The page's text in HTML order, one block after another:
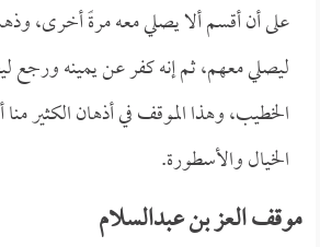
على أن أقسم ألا يصلي معه مرةً أخرى،
ليصلي معهم، ثم إنه كفر عن يمينه ورجع
الخطيب، وهذا الموقف في أذهان الكثير
الخيال والأسطورة.
موقف العز بن عبدالسلام